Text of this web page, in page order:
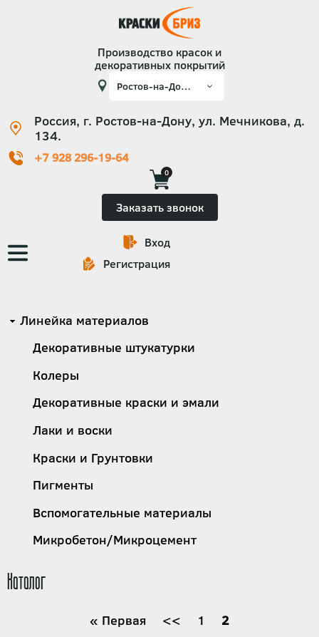
Производство красок и
декоративных покрытий
Россия, г. Ростов-на-Дону, ул. Мечникова, д.
134.
+7 928 296-19-64
0
Заказать звонок
Основная
навигация
Вход
Регистрация
Каталог
НумерацияПервая
« Первая ←
<< Страница
1
Текущая
2
Категории
Линейка материалов
Декоративные штукатурки
Колеры
Декоративные краски и эмали
Лаки и воски
Краски и Грунтовки
Пигменты
Вспомогательные материалы
Микробетон/Микроцемент